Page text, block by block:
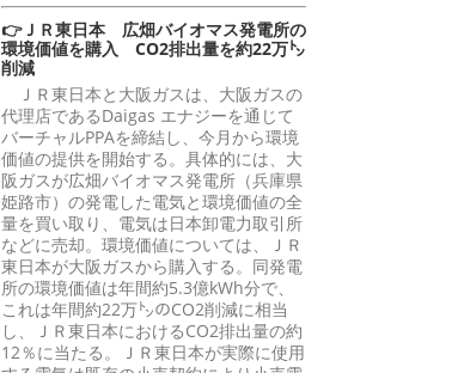
👉ＪＲ東日本 広畑バイオマス発電所の
環境価値を購入 CO2排出量を約22万㌧
削減
ＪＲ東日本と大阪ガスは、大阪ガスの
代理店であるDaigas エナジーを通じて
バーチャルPPAを締結し、今月から環境
価値の提供を開始する。具体的には、大
阪ガスが広畑バイオマス発電所（兵庫県
姫路市）の発電した電気と環境価値の全
量を買い取り、電気は日本卸電力取引所
などに売却。環境価値については、ＪＲ
東日本が大阪ガスから購入する。同発電
所の環境価値は年間約5.3億kWh分で、
これは年間約22万㌧のCO2削減に相当
し、ＪＲ東日本におけるCO2排出量の約
12％に当たる。ＪＲ東日本が実際に使用